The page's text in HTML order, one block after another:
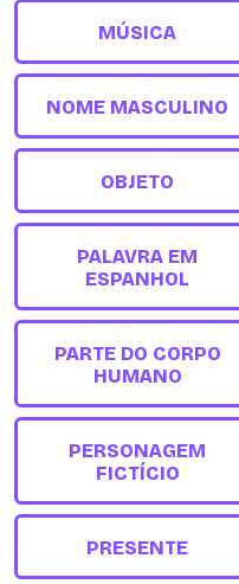
MÚSICA
NOME MASCULINO
OBJETO
PALAVRA EM
ESPANHOL
PARTE DO CORPO
HUMANO
PERSONAGEM
FICTÍCIO
PRESENTE